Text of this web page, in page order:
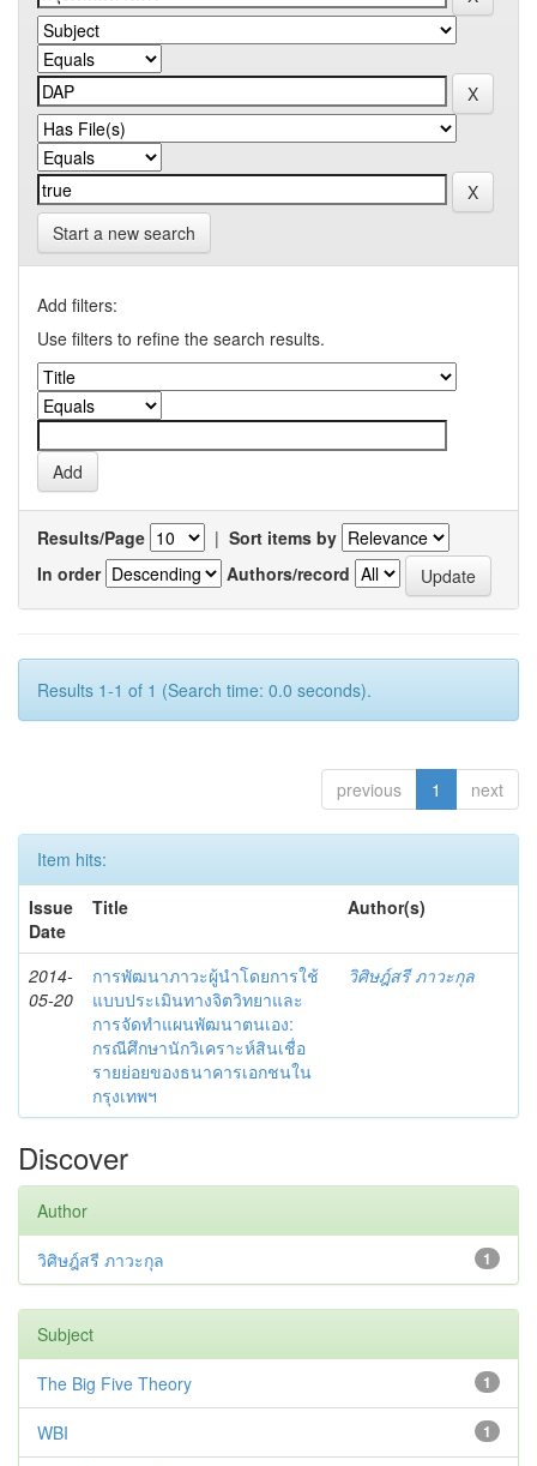
Start a new search
Add filters:
Use filters to refine the search results.
Results/Page | Sort items by
In order
Authors/record
Results 1-1 of 1 (Search time: 0.0 seconds).
previous 1 next
Item hits:
Issue
Date
Title Author(s)
2014-
05-20
การพัฒนาภาวะผู้นำโดยการใช้
แบบประเมินทางจิตวิทยาและ
การจัดทำแผนพัฒนาตนเอง:
กรณีศึกษานักวิเคราะห์สินเชื่อ
รายย่อยของธนาคารเอกชนใน
กรุงเทพฯ
วิศิษฎ์สรี ภาวะกุล
Discover
Author
1
วิศิษฎ์สรี ภาวะกุล
Subject
1
The Big Five Theory
1
WBI